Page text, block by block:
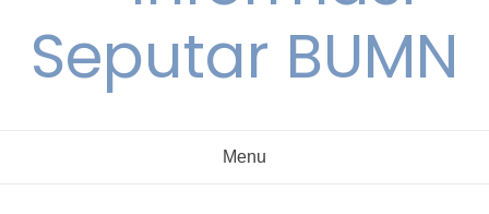
Seputar BUMN
Menu